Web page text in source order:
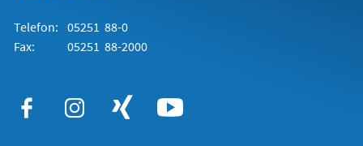
Telefon: 05251 88-0
Fax:
05251 88-2000